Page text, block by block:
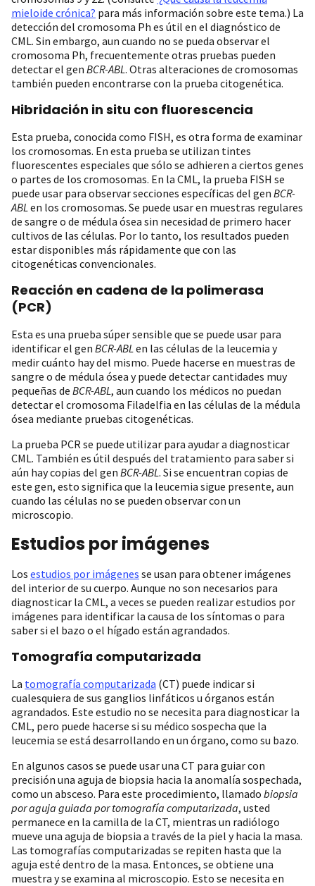
mieloide crónica? para más información sobre este tema.) La
detección del cromosoma Ph es útil en el diagnóstico de
CML. Sin embargo, aun cuando no se pueda observar el
cromosoma Ph, frecuentemente otras pruebas pueden
detectar el gen BCR-ABL. Otras alteraciones de cromosomas
también pueden encontrarse con la prueba citogenética.
Hibridación in situ con fluorescencia
Esta prueba, conocida como FISH, es otra forma de examinar
los cromosomas. En esta prueba se utilizan tintes
fluorescentes especiales que sólo se adhieren a ciertos genes
o partes de los cromosomas. En la CML, la prueba FISH se
puede usar para observar secciones específicas del gen BCR-
ABL en los cromosomas. Se puede usar en muestras regulares
de sangre o de médula ósea sin necesidad de primero hacer
cultivos de las células. Por lo tanto, los resultados pueden
estar disponibles más rápidamente que con las
citogenéticas convencionales.
Reacción en cadena de la polimerasa
(PCR)
Esta es una prueba súper sensible que se puede usar para
identificar el gen BCR-ABL en las células de la leucemia y
medir cuánto hay del mismo. Puede hacerse en muestras de
sangre o de médula ósea y puede detectar cantidades muy
pequeñas de BCR-ABL, aun cuando los médicos no puedan
detectar el cromosoma Filadelfia en las células de la médula
ósea mediante pruebas citogenéticas.
La prueba PCR se puede utilizar para ayudar a diagnosticar
CML. También es útil después del tratamiento para saber si
aún hay copias del gen BCR-ABL. Si se encuentran copias de
este gen, esto significa que la leucemia sigue presente, aun
cuando las células no se pueden observar con un
microscopio.
Estudios por imágenes
Los estudios por imágenes se usan para obtener imágenes
del interior de su cuerpo. Aunque no son necesarios para
diagnosticar la CML, a veces se pueden realizar estudios por
imágenes para identificar la causa de los síntomas o para
saber si el bazo o el hígado están agrandados.
Tomografía computarizada
La tomografía computarizada (CT) puede indicar si
cualesquiera de sus ganglios linfáticos u órganos están
agrandados. Este estudio no se necesita para diagnosticar la
CML, pero puede hacerse si su médico sospecha que la
leucemia se está desarrollando en un órgano, como su bazo.
En algunos casos se puede usar una CT para guiar con
precisión una aguja de biopsia hacia la anomalía sospechada,
como un absceso. Para este procedimiento, llamado biopsia
por aguja guiada por tomografía computarizada, usted
permanece en la camilla de la CT, mientras un radiólogo
mueve una aguja de biopsia a través de la piel y hacia la masa.
Las tomografías computarizadas se repiten hasta que la
aguja esté dentro de la masa. Entonces, se obtiene una
muestra y se examina al microscopio. Esto se necesita en